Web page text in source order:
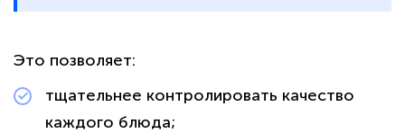
Это позволяет:
тщательнее контролировать качество
каждого блюда;